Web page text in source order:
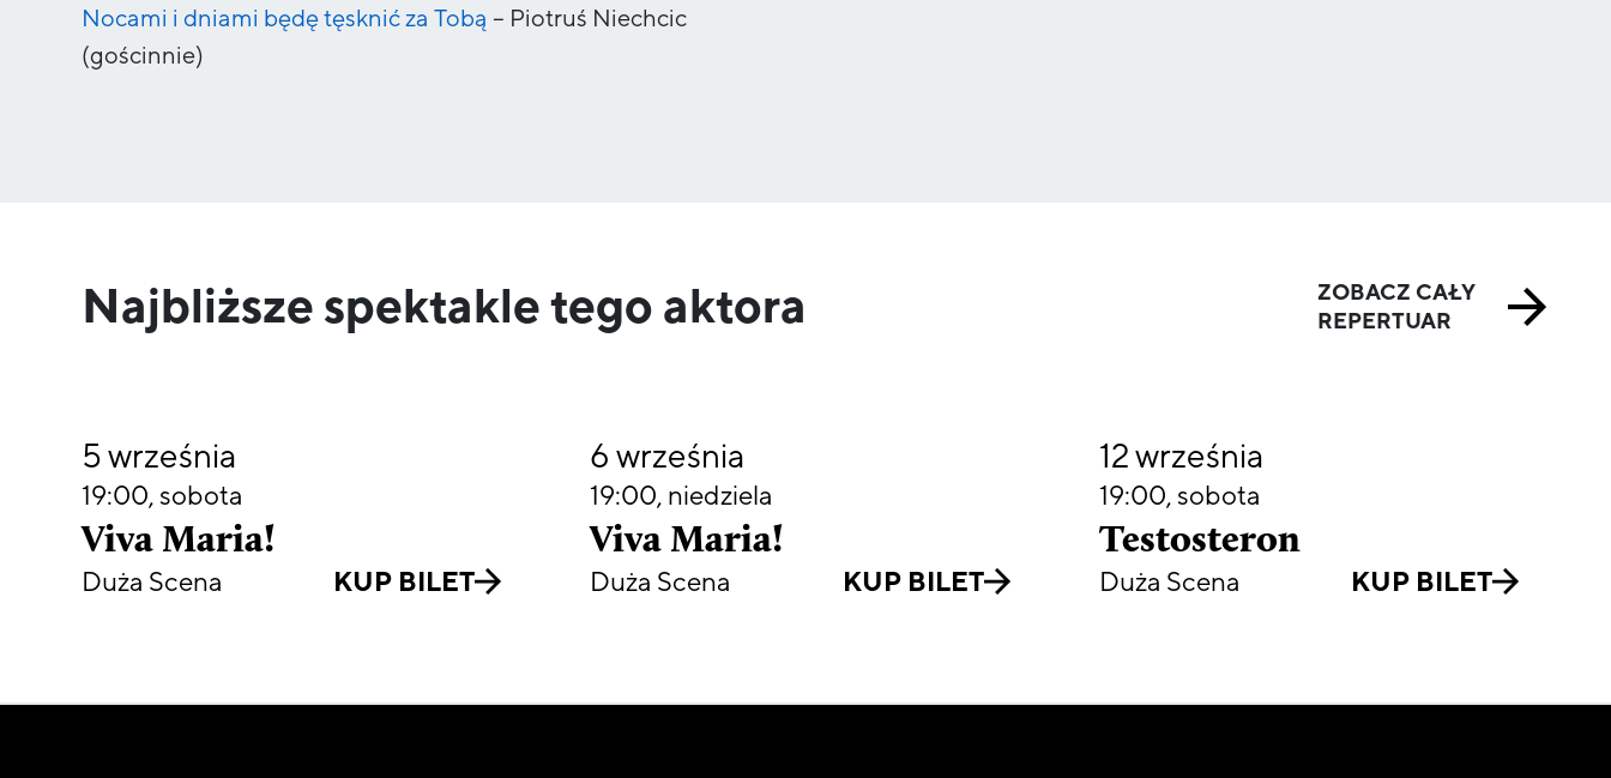
Nocami i dniami będę tęsknić za Tobą – Piotruś Niechcic
(gościnnie)
Najbliższe spektakle tego aktora
5września
19:00,sobota
Viva Maria!
Duża Scena KUP BILET
6 września
19:00, niedziela
Viva Maria!
Duża Scena KUP BILET
12września
19:00,sobota
Testosteron
Duża Scena KUP BILET
ZOBACZ CAŁY
REPERTUAR